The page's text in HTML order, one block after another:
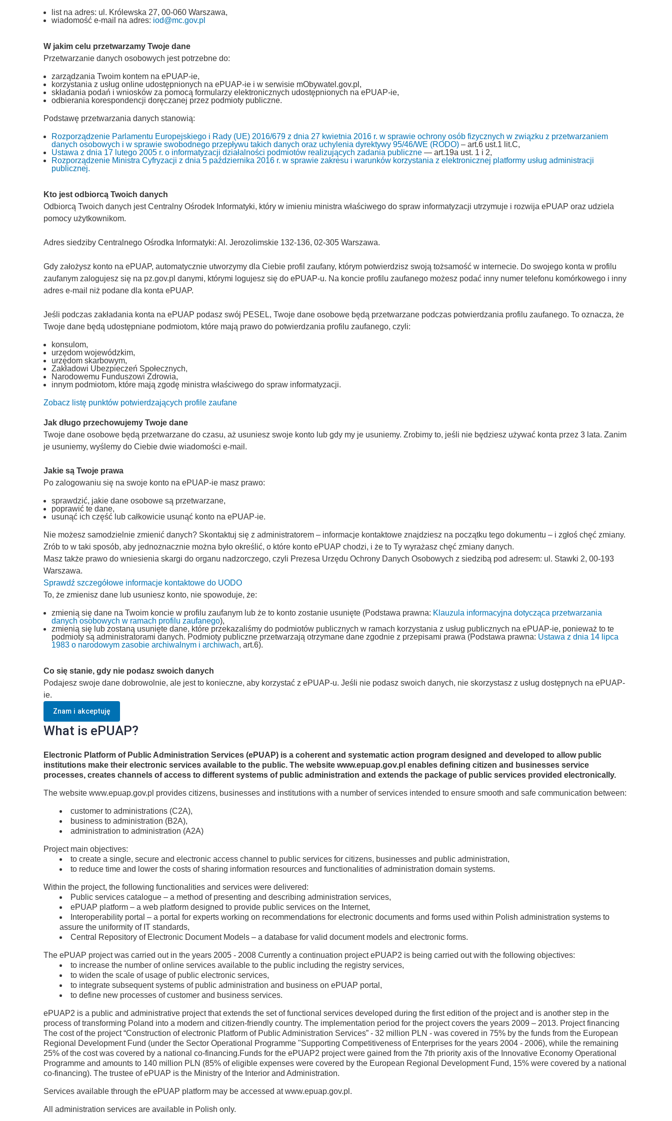
list na adres: ul. Królewska 27, 00-060 Warszawa,
wiadomość e-mail na adres: iod@mc.gov.pl
W jakim celu przetwarzamy Twoje dane
Przetwarzanie danych osobowych jest potrzebne do:
zarządzania Twoim kontem na ePUAP-ie,
korzystania z usług online udostępnionych na ePUAP-ie i w serwisie mObywatel.gov.pl,
składania podań i wniosków za pomocą formularzy elektronicznych udostępnionych na ePUAP-ie,
odbierania korespondencji doręczanej przez podmioty publiczne.
Podstawę przetwarzania danych stanowią:
Rozporządzenie Parlamentu Europejskiego i Rady (UE) 2016/679 z dnia 27 kwietnia 2016 r. w sprawie ochrony osób fizycznych w związku z przetwarzaniem
danych osobowych i w sprawie swobodnego przepływu takich danych oraz uchylenia dyrektywy 95/46/WE (RODO) – art.6 ust.1 lit.C,
Ustawa z dnia 17 lutego 2005 r. o informatyzacji działalności podmiotów realizujących zadania publiczne — art.19a ust. 1 i 2,
Rozporządzenie Ministra Cyfryzacji z dnia 5 października 2016 r. w sprawie zakresu i warunków korzystania z elektronicznej platformy usług administracji
publicznej.
Kto jest odbiorcą Twoich danych
Odbiorcą Twoich danych jest Centralny Ośrodek Informatyki, który w imieniu ministra właściwego do spraw informatyzacji utrzymuje i rozwija ePUAP oraz udziela
pomocy użytkownikom.
Adres siedziby Centralnego Ośrodka Informatyki: Al. Jerozolimskie 132-136, 02-305 Warszawa.
Gdy założysz konto na ePUAP, automatycznie utworzymy dla Ciebie profil zaufany, którym potwierdzisz swoją tożsamość w internecie. Do swojego konta w profilu
zaufanym zalogujesz się na pz.gov.pl danymi, którymi logujesz się do ePUAP-u. Na koncie profilu zaufanego możesz podać inny numer telefonu komórkowego i inny
adres e-mail niż podane dla konta ePUAP.
Jeśli podczas zakładania konta na ePUAP podasz swój PESEL, Twoje dane osobowe będą przetwarzane podczas potwierdzania profilu zaufanego. To oznacza, że
Twoje dane będą udostępniane podmiotom, które mają prawo do potwierdzania profilu zaufanego, czyli:
konsulom,
urzędom wojewódzkim,
urzędom skarbowym,
Zakładowi Ubezpieczeń Społecznych,
Narodowemu Funduszowi Zdrowia,
innym podmiotom, które mają zgodę ministra właściwego do spraw informatyzacji.
Zobacz listę punktów potwierdzających profile zaufane
Jak długo przechowujemy Twoje dane
Twoje dane osobowe będą przetwarzane do czasu, aż usuniesz swoje konto lub gdy my je usuniemy. Zrobimy to, jeśli nie będziesz używać konta przez 3 lata. Zanim
je usuniemy, wyślemy do Ciebie dwie wiadomości e-mail.
Jakie są Twoje prawa
Po zalogowaniu się na swoje konto na ePUAP-ie masz prawo:
sprawdzić, jakie dane osobowe są przetwarzane,
poprawić te dane,
usunąć ich część lub całkowicie usunąć konto na ePUAP-ie.
Nie możesz samodzielnie zmienić danych? Skontaktuj się z administratorem – informacje kontaktowe znajdziesz na początku tego dokumentu – i zgłoś chęć zmiany.
Zrób to w taki sposób, aby jednoznacznie można było określić, o które konto ePUAP chodzi, i że to Ty wyrażasz chęć zmiany danych.
Masz także prawo do wniesienia skargi do organu nadzorczego, czyli Prezesa Urzędu Ochrony Danych Osobowych z siedzibą pod adresem: ul. Stawki 2, 00-193
Warszawa.
Sprawdź szczegółowe informacje kontaktowe do UODO
To, że zmienisz dane lub usuniesz konto, nie spowoduje, że:
zmienią się dane na Twoim koncie w profilu zaufanym lub że to konto zostanie usunięte (Podstawa prawna: Klauzula informacyjna dotycząca przetwarzania
danych osobowych w ramach profilu zaufanego),
zmienią się lub zostaną usunięte dane, które przekazaliśmy do podmiotów publicznych w ramach korzystania z usług publicznych na ePUAP-ie, ponieważ to te
podmioty są administratorami danych. Podmioty publiczne przetwarzają otrzymane dane zgodnie z przepisami prawa (Podstawa prawna: Ustawa z dnia 14 lipca
1983 o narodowym zasobie archiwalnym i archiwach, art.6).
Co się stanie, gdy nie podasz swoich danych
Podajesz swoje dane dobrowolnie, ale jest to konieczne, aby korzystać z ePUAP-u. Jeśli nie podasz swoich danych, nie skorzystasz z usług dostępnych na ePUAP-
ie.
Znam i akceptuję
What is ePUAP?
Electronic Platform of Public Administration Services (ePUAP) is a coherent and systematic action program designed and developed to allow public
institutions make their electronic services available to the public. The website www.epuap.gov.pl enables defining citizen and businesses service
processes, creates channels of access to different systems of public administration and extends the package of public services provided electronically.
The website www.epuap.gov.pl provides citizens, businesses and institutions with a number of services intended to ensure smooth and safe communication between:
customer to administrations (C2A),
business to administration (B2A),
administration to administration (A2A)
Project main objectives:
to create a single, secure and electronic access channel to public services for citizens, businesses and public administration,
to reduce time and lower the costs of sharing information resources and functionalities of administration domain systems.
Within the project, the following functionalities and services were delivered:
Public services catalogue – a method of presenting and describing administration services,
ePUAP platform – a web platform designed to provide public services on the Internet,
Interoperability portal – a portal for experts working on recommendations for electronic documents and forms used within Polish administration systems to
assure the uniformity of IT standards,
Central Repository of Electronic Document Models – a database for valid document models and electronic forms.
The ePUAP project was carried out in the years 2005 - 2008 Currently a continuation project ePUAP2 is being carried out with the following objectives:
to increase the number of online services available to the public including the registry services,
to widen the scale of usage of public electronic services,
to integrate subsequent systems of public administration and business on ePUAP portal,
to define new processes of customer and business services.
ePUAP2 is a public and administrative project that extends the set of functional services developed during the first edition of the project and is another step in the
process of transforming Poland into a modern and citizen-friendly country. The implementation period for the project covers the years 2009 – 2013. Project financing
The cost of the project “Construction of electronic Platform of Public Administration Services” - 32 million PLN - was covered in 75% by the funds from the European
Regional Development Fund (under the Sector Operational Programme "Supporting Competitiveness of Enterprises for the years 2004 - 2006), while the remaining
25% of the cost was covered by a national co-financing.Funds for the ePUAP2 project were gained from the 7th priority axis of the Innovative Economy Operational
Programme and amounts to 140 million PLN (85% of eligible expenses were covered by the European Regional Development Fund, 15% were covered by a national
co-financing). The trustee of ePUAP is the Ministry of the Interior and Administration.
Services available through the ePUAP platform may be accessed at www.epuap.gov.pl.
All administration services are available in Polish only.